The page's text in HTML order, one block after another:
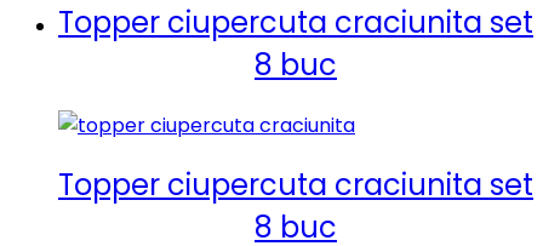
Topper ciupercuta craciunita set
8 buc
Topper ciupercuta craciunita set
8 buc